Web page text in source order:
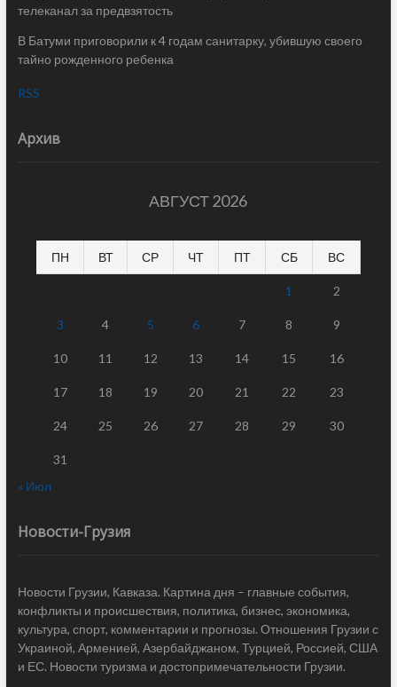
телеканал за предвзятость
В Батуми приговорили к 4 годам санитарку, убившую своего
тайно рожденного ребенка
RSS
Архив
АВГУСТ 2026
ПН ВТ СР ЧТ ПТ СБ ВС
1 2
3 4 5 6 7 8 9
10 11 12 13 14 15 16
17 18 19 20 21 22 23
24 25 26 27 28 29 30
31
« Июл
Новости-Грузия
Новости Грузии, Кавказа. Картина дня – главные события,
конфликты и происшествия, политика, бизнес, экономика,
культура, спорт, комментарии и прогнозы. Отношения Грузии с
Украиной, Арменией, Азербайджаном, Турцией, Россией, США
и ЕС. Новости туризма и достопримечательности Грузии.